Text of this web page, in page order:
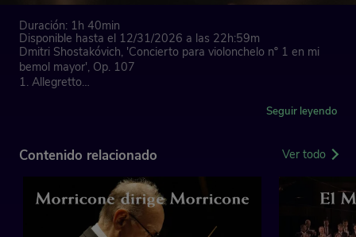
Duración: 1h 40min
Disponible hasta el 12/31/2026 a las 22h:59m
Dmitri Shostakóvich, 'Concierto para violonchelo nº 1 en mi
bemol mayor', Op. 107
1. Allegretto
Pau Casals, 'El cant dels ocells'
Anton Bruckner, 'Sinfonía n.º 6 en la mayor', WAB 106
1. Majestoso
Seguir leyendo
Contenido relacionado Ver todo